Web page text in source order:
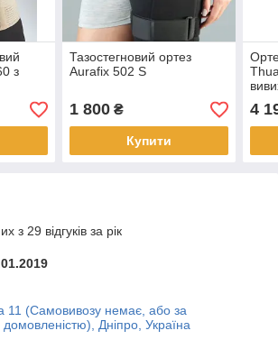
з
Тазостегновий ортез
Aurafix 502 S
1 800₴
Купити
4
з 29 відгуків за рік
11 (Самовивозу немає, або за
Дніпро, Україна